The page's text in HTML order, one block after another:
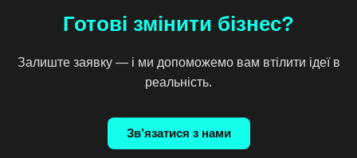
Готові змінити бізнес?
Залиште заявку — і ми допоможемо вам втілити ідеї в
реальність.
Зв’язатися з нами